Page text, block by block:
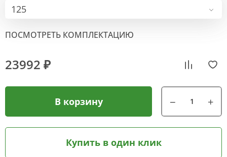
125
ПОСМОТРЕТЬ КОМПЛЕКТАЦИЮ
23992 ₽
В корзину
Купить в один клик